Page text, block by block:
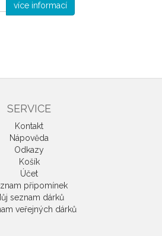
více informací
SERVICE
Kontakt
Nápověda
Odkazy
Košík
Účet
připomínek
seznam dárků
veřejných dárků